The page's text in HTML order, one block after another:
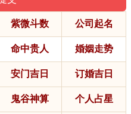
紫微斗数 公司起名
命中贵人 婚姻走势
安门吉日 订婚吉日
鬼谷神算 个人占星